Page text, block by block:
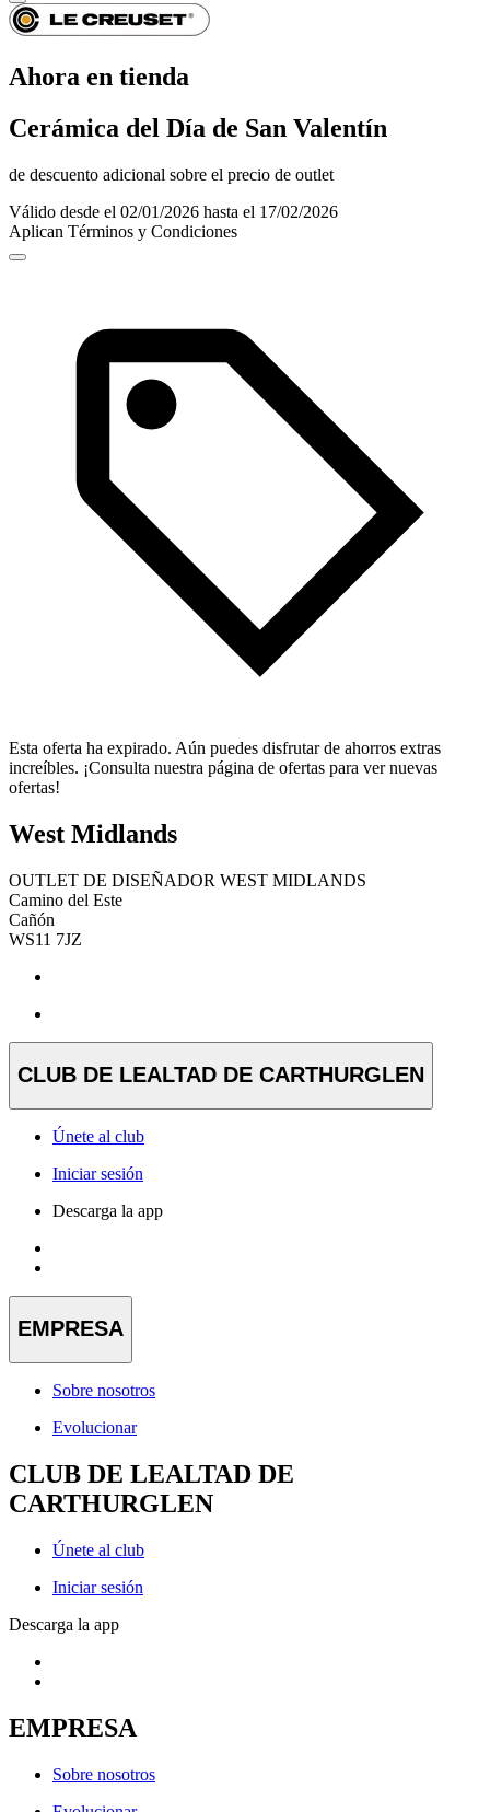
Ahora en tienda
Cerámica del Día de San Valentín
de descuento adicional sobre el precio de outlet
Válido desde el 02/01/2026 hasta el 17/02/2026
Aplican Términos y Condiciones
Esta oferta ha expirado. Aún puedes disfrutar de ahorros extras
increíbles. ¡Consulta nuestra página de ofertas para ver nuevas
ofertas!
West Midlands
OUTLET DE DISEÑADOR WEST MIDLANDS
Camino del Este
Cañón
WS11 7JZ
CLUB DE LEALTAD DE CARTHURGLEN
Únete al club
Iniciar sesión
Descarga la app
EMPRESA
Sobre nosotros
Evolucionar
CLUB DE LEALTAD DE
CARTHURGLEN
Únete al club
Iniciar sesión
Descarga la app
EMPRESA
Sobre nosotros